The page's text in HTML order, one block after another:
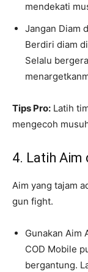
mendekati
Jangan Diam
Berdiri diam
Selalu
Tips Pro: Latih
mengecoh
4. Latih Aim
Aim yang tajam
gun fight.
Gunakan Aim
COD Mobile
bergantung.